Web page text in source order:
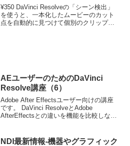
¥350 DaVinci Resolveの「シーン検出」
を使うと、一本化したムービーのカット
点を自動的に見つけて個別のクリップに
AEユーザーのためのDaVinci
Resolve講座（6）
Adobe After Effectsユーザー向けの講座
です。 DaVinci ResolveとAdobe
AfterEffectsとの違いを機能を比較しなが
す。
NDI最新情報-機器やグラフィック